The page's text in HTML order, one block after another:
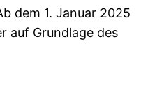
dem 1. Januar 2025
auf Grundlage des